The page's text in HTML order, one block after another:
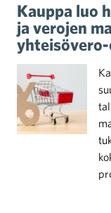
Kauppa luo
ja verojen